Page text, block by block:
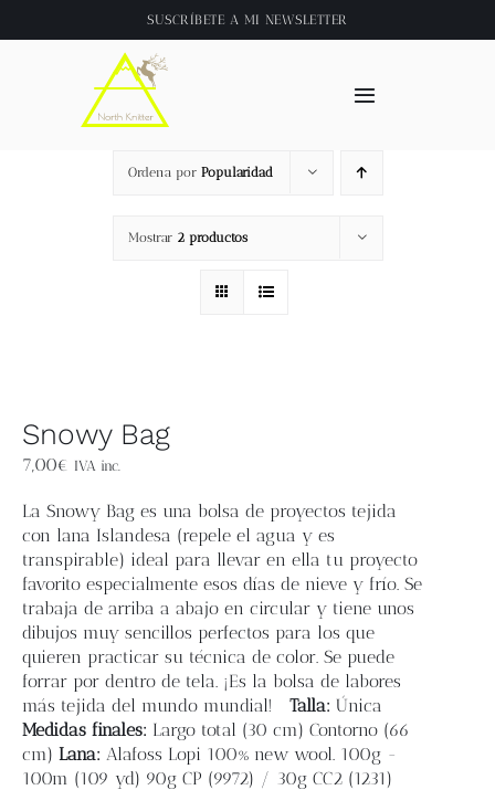
al
SUSCRÍBETE A MI NEWSLETTER
Toggle
Inicio
About
Tienda
Blog
Contacto
Newsletter
Carrito
Mi cuenta
Ordena por Popularidad
Mostrar 2 productos
Snowy Bag
7,00€ IVA inc.
La Snowy Bag es una bolsa de proyectos tejida
con lana Islandesa (repele el agua y es
transpirable) ideal para llevar en ella tu proyecto
favorito especialmente esos días de nieve y frío. Se
trabaja de arriba a abajo en circular y tiene unos
dibujos muy sencillos perfectos para los que
quieren practicar su técnica de color. Se puede
forrar por dentro de tela. ¡Es la bolsa de labores
más tejida del mundo mundial! Talla: Única
Medidas finales: Largo total (30 cm) Contorno (66
cm) Lana: Alafoss Lopi 100% new wool. 100g -
100m (109 yd) 90g CP (9972) / 30g CC2 (1231)